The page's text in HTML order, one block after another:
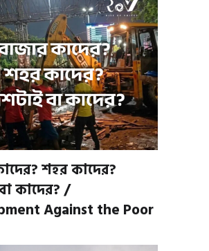
শহর কাদের?
কাদের? /
Against the Poor